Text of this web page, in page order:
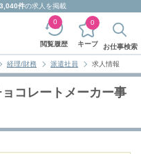
件の求人を掲載
閲覧履歴
0
キープ
0
お仕事検索
経理/財務 派遣社員 求人情報
コレートメーカー事